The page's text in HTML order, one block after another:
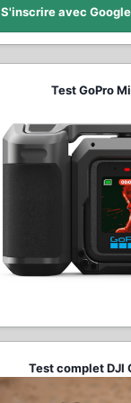
S'inscrire avec
Test GoPro
Test complet DJI